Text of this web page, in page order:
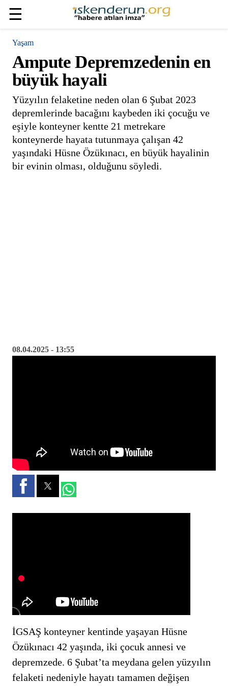
☰
Yaşam
Ampute Depremzedenin en
büyük hayali
Yüzyılın felaketine neden olan 6 Şubat 2023
depremlerinde bacağını kaybeden iki çocuğu ve
eşiyle konteyner kentte 21 metrekare
konteynerde hayata tutunmaya çalışan 42
yaşındaki Hüsne Özükınacı, en büyük hayalinin
bir evinin olması, olduğunu söyledi.
08.04.2025 - 13:55
İGSAŞ konteyner kentinde yaşayan Hüsne
Özükınacı 42 yaşında, iki çocuk annesi ve
depremzede. 6 Şubat’ta meydana gelen yüzyılın
felaketi nedeniyle hayatı tamamen değişen